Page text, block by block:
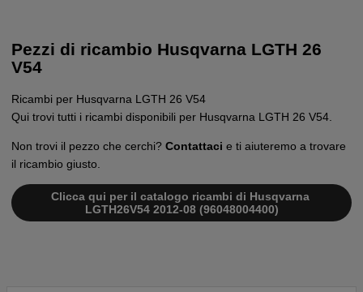
Pezzi di ricambio Husqvarna LGTH 26
V54
Ricambi per Husqvarna LGTH 26 V54
Qui trovi tutti i ricambi disponibili per Husqvarna LGTH 26 V54.
Non trovi il pezzo che cerchi? Contattaci e ti aiuteremo a trovare
il ricambio giusto.
Clicca qui per il catalogo ricambi di Husqvarna
LGTH26V54 2012-08 (96048004400)